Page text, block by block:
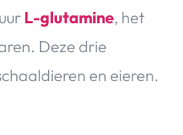
L-glutamine, het
Deze drie
en eieren.